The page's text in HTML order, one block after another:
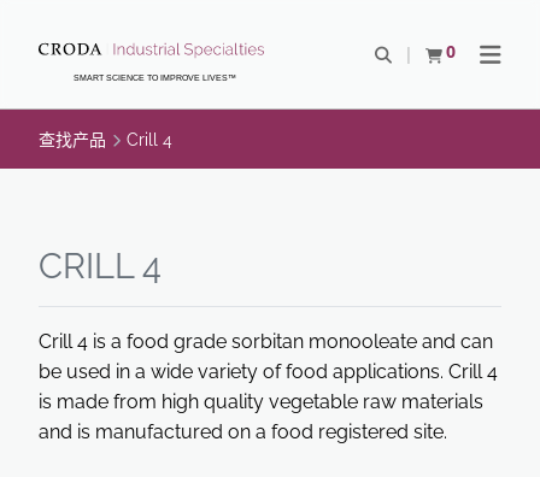
CONTENTSMART SCIENCE TO IMPROVE LIVES™
Open Search
0
查看购物车Open
查找产品 Crill 4
CRILL 4
Crill 4 is a food grade sorbitan monooleate and can
be used in a wide variety of food applications. Crill 4
is made from high quality vegetable raw materials
and is manufactured on a food registered site.